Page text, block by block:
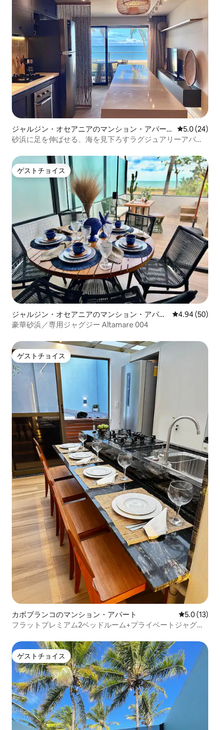
ジャルジン・オセアニアのマンション・アパー
ト
レビュー24
5.0 (24)
砂浜に足を伸ばせる、海を見下ろすラグジュアリーアパー
ゲストチョイス
ゲストチョイス
ジャルジン・オセアニアのマンション・アパー
ト
レビュー50
4.94 (50)
豪華砂浜／専用ジャグジー Altamare 004
ゲストチョイス
ゲストチョイス
カボブランコのマンション・アパート レビュー13
5.0 (13)
フラットプレミアム2ベッドルーム+プライベートジャグジ
ゲストチョイス
ゲストチョイス